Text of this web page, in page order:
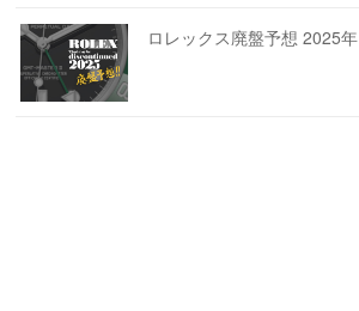
ロレックス廃盤予想 2025年